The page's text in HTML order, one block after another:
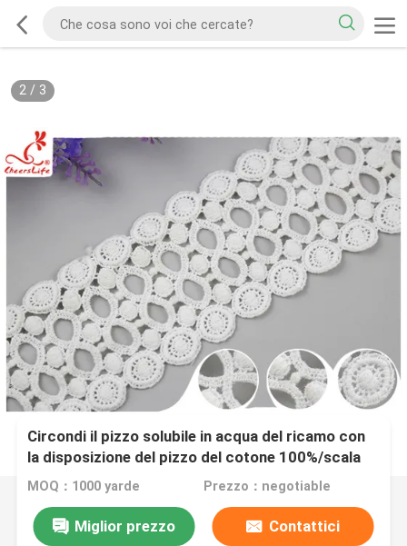
2/ 3
Circondi il pizzo solubile in acqua del ricamo con
la disposizione del pizzo del cotone 100%/scala
MOQ：1000 yarde Prezzo：negotiable
Miglior prezzo Contattici